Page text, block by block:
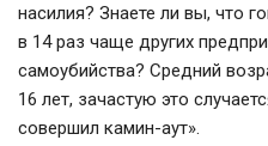
насилия? Знаете ли вы, что
в 14 раз чаще других
самоубийства? Средний
16 лет, зачастую это
совершил камин-аут».